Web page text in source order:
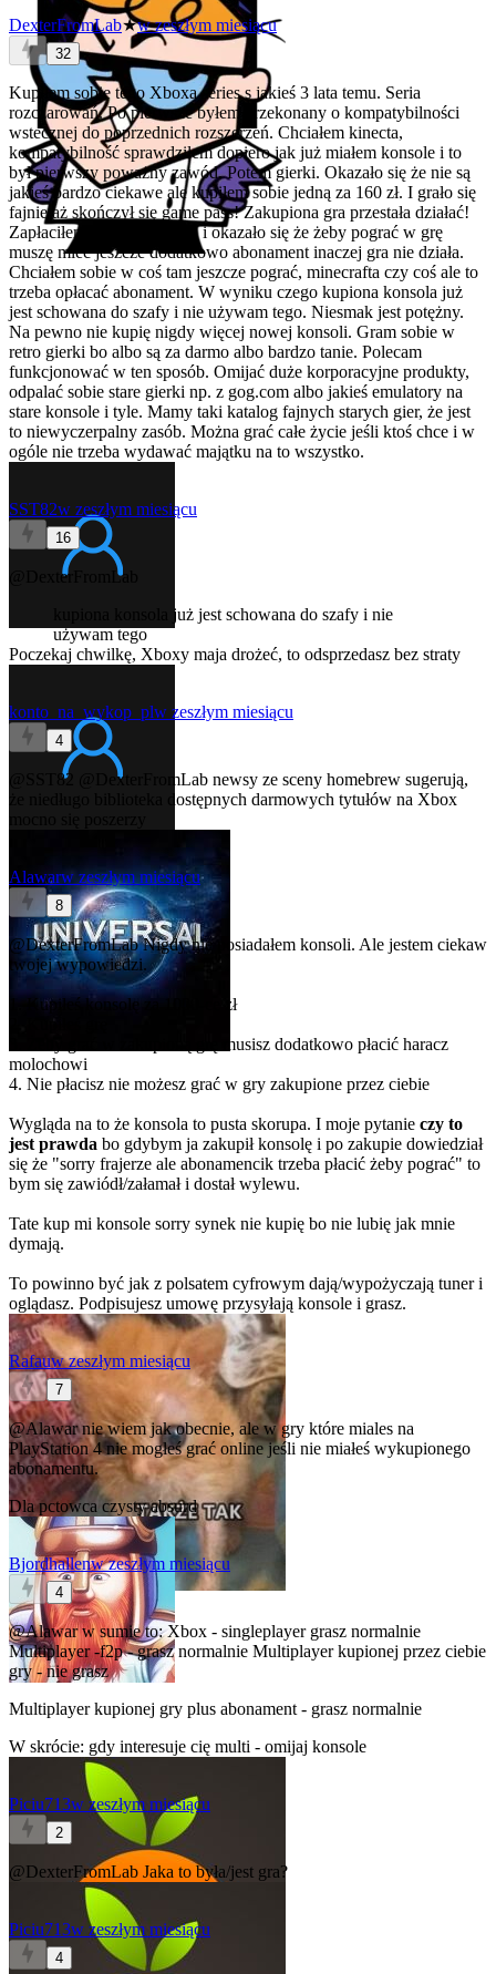
DexterFromLab★w zeszłym miesiącu
32
Kupiłem sobie tego Xboxa series s jakieś 3 lata temu. Seria
rozczarowań. Po pierwsze byłem przekonany o kompatybilności
wstecznej do poprzednich rozszerzeń. Chciałem kinecta,
kompatybilność sprawdziłem dopiero jak już miałem konsole i to
był pierwszy poważny zawód. Potem gierki. Okazało się że nie są
jakieś bardzo ciekawe ale kupiłem sobie jedną za 160 zł. I grało się
fajnie aż skończył się game pass! Zakupiona gra przestała działać!
Zapłaciłem za grę gotówką i okazało się że żeby pograć w grę
muszę mieć jeszcze dodatkowo abonament inaczej gra nie działa.
Chciałem sobie w coś tam jeszcze pograć, minecrafta czy coś ale to
trzeba opłacać abonament. W wyniku czego kupiona konsola już
jest schowana do szafy i nie używam tego. Niesmak jest potężny.
Na pewno nie kupię nigdy więcej nowej konsoli. Gram sobie w
retro gierki bo albo są za darmo albo bardzo tanie. Polecam
funkcjonować w ten sposób. Omijać duże korporacyjne produkty,
odpalać sobie stare gierki np. z gog.com albo jakieś emulatory na
stare konsole i tyle. Mamy taki katalog fajnych starych gier, że jest
to niewyczerpalny zasób. Można grać całe życie jeśli ktoś chce i w
ogóle nie trzeba wydawać majątku na to wszystko.
SST82w zeszłym miesiącu
16
@DexterFromLab
kupiona konsola już jest schowana do szafy i nie
używam tego
Poczekaj chwilkę, Xboxy maja drożeć, to odsprzedasz bez straty
konto_na_wykop_plw zeszłym miesiącu
4
@SST82 @DexterFromLab newsy ze sceny homebrew sugerują,
że niedługo biblioteka dostępnych darmowych tytułów na Xbox
Alawarw zeszłym miesiącu
8
@DexterFromLabNigdy nie posiadałem konsoli. Ale jestem ciekaw
twojej wypowiedzi.
1. Kupiłeś konsolę za 1000-ce zł
2. Kupiłeś grę
3. Żeby grać w zakupioną grę musisz dodatkowo płacić haracz
molochowi
4. Nie płacisz nie możesz grać w gry zakupione przez ciebie
Wygląda na to że konsola to pusta skorupa. I moje pytanie czy to
jest prawda bo gdybym ja zakupił konsolę i po zakupie dowiedział
się że "sorry frajerze ale abonamencik trzeba płacić żeby pograć" to
bym się zawiódł/załamał i dostał wylewu.
Tate kup mi konsole sorry synek nie kupię bo nie lubię jak mnie
dymają.
To powinno być jak z polsatem cyfrowym dają/wypożyczają tuner i
oglądasz. Podpisujesz umowę przysyłają konsole i grasz.
Rafauw zeszłym miesiącu
7
@Alawarnie wiem jak obecnie, ale w gry które miales na
PlayStation 4 nie mogłeś grać online jeśli nie miałeś wykupionego
abonamentu.
Dla pctowca czysty absurd
Bjordhallenw zeszłym miesiącu
4
@Alawarw sumie to: Xbox - singleplayer grasz normalnie
Multiplayer -f2p - grasz normalnie Multiplayer kupionej przez ciebie
gry - nie grasz
Multiplayer kupionej gry plus abonament - grasz normalnie
W skrócie: gdy interesuje cię multi - omijaj konsole
Piciu713w zeszłym miesiącu
2
@DexterFromLab Jaka to była/jest gra?
Piciu713w zeszłym miesiącu
4